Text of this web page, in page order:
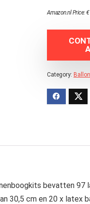
Amazon.nl Price:€
Category:
bevatten 97
30,5 cm en 20 x latex